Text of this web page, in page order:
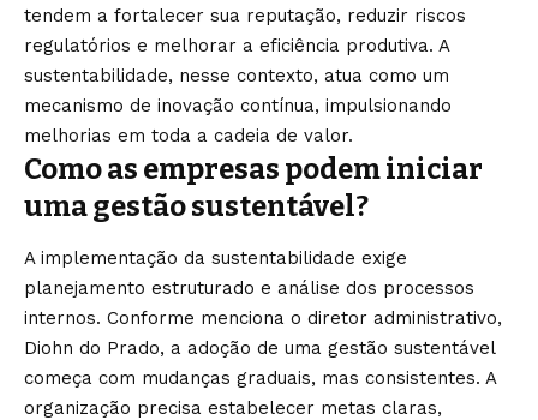
tendem a fortalecer sua reputação, reduzir riscos
regulatórios e melhorar a eficiência produtiva. A
sustentabilidade, nesse contexto, atua como um
mecanismo de inovação contínua, impulsionando
melhorias em toda a cadeia de valor.
Como as empresas podem iniciar
uma gestão sustentável?
A implementação da sustentabilidade exige
planejamento estruturado e análise dos processos
internos. Conforme menciona o diretor administrativo,
Diohn do Prado, a adoção de uma gestão sustentável
começa com mudanças graduais, mas consistentes. A
organização precisa estabelecer metas claras,